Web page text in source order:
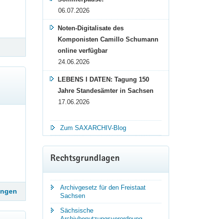
Laufbahngruppe 2.2
(m/w/d) als Beamtin/Beamter auf Widerruf
Fachrichtung Allgemeine Verwaltung,
06.07.2026
Noten-Digitalisate des
Komponisten Camillo Schumann
online verfügbar
24.06.2026
LEBENS I DATEN: Tagung 150
Jahre Standesämter in Sachsen
17.06.2026
Zum SAXARCHIV-Blog
Rechtsgrundlagen
Archivgesetz für den Freistaat
Sachsen
Sächsische